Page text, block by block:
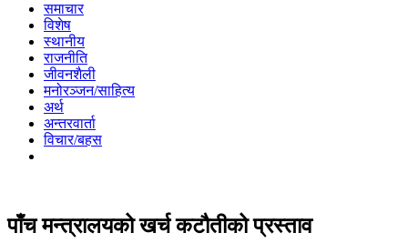
समाचार
विशेष
स्थानीय
राजनीति
जीवनशैली
मनोरञ्जन/साहित्य
अर्थ
अन्तरवार्ता
विचार/बहस
पाँच मन्त्रालयको खर्च कटौतीको प्रस्ताव